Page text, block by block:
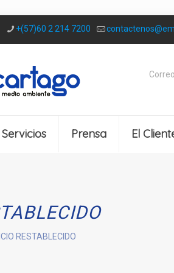
+(57)60 2 214 7200
Servicios Prensa El
Correo
RESTABLECIDO